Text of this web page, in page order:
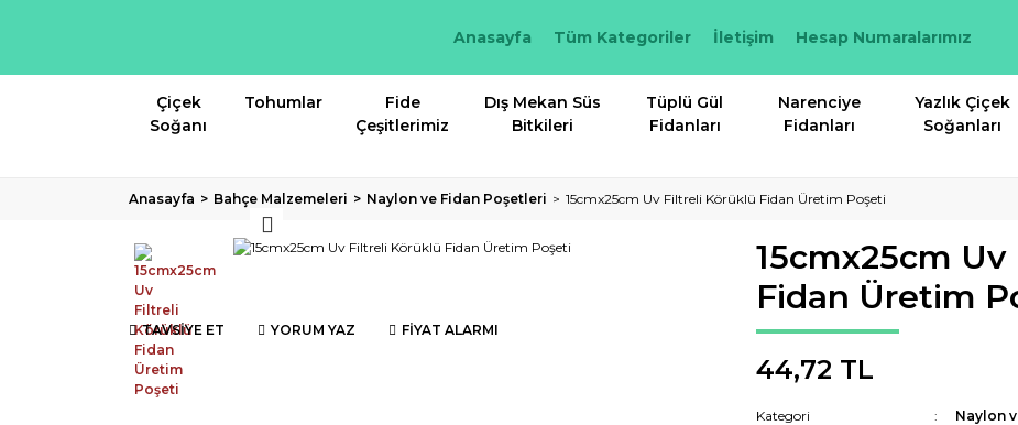
Anasayfa Tüm Kategoriler İletişim Hesap Numaralarımız
Çiçek
Soğanı
Tohumlar
Fide
Çeşitlerimiz
Dış Mekan Süs
Bitkileri
Tüplü Gül
Fidanları
Narenciye
Fidanları
Yazlık Çiçek
Soğanları
Anasayfa Bahçe Malzemeleri Naylon ve Fidan Poşetleri 15cmx25cm Uv Filtreli Körüklü Fidan Üretim Poşeti
TAVSİYE ET YORUM YAZ FİYAT ALARMI
15cmx25cm
Fidan Üretim
44,72 TL
Kategori
Naylon